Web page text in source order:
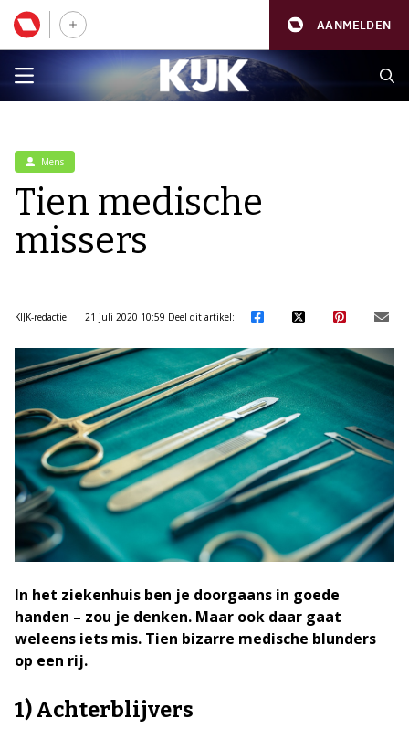
AANMELDEN
Mens
Tien medische
missers
KIJK-redactie 21 juli 2020 10:59 Deel dit artikel:
In het ziekenhuis ben je doorgaans in goede
handen – zou je denken. Maar ook daar gaat
weleens iets mis. Tien bizarre medische blunders
op een rij.
1) Achterblijvers